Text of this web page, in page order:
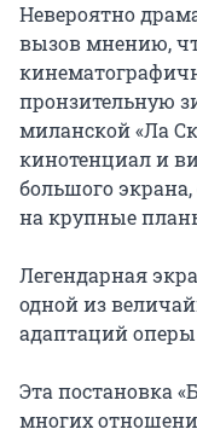
Невероятно
вызов мнению,
пронзительную
миланской «Ла
кинотенциал и
большого
на крупные
Легендарная
одной из
адаптаций оперы
Эта постановка
многих